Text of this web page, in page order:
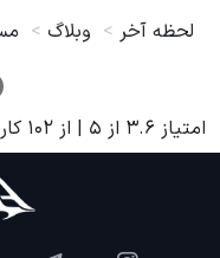
لحظه آخر وبلاگ
امتیاز 3.6 از 5 | از 102